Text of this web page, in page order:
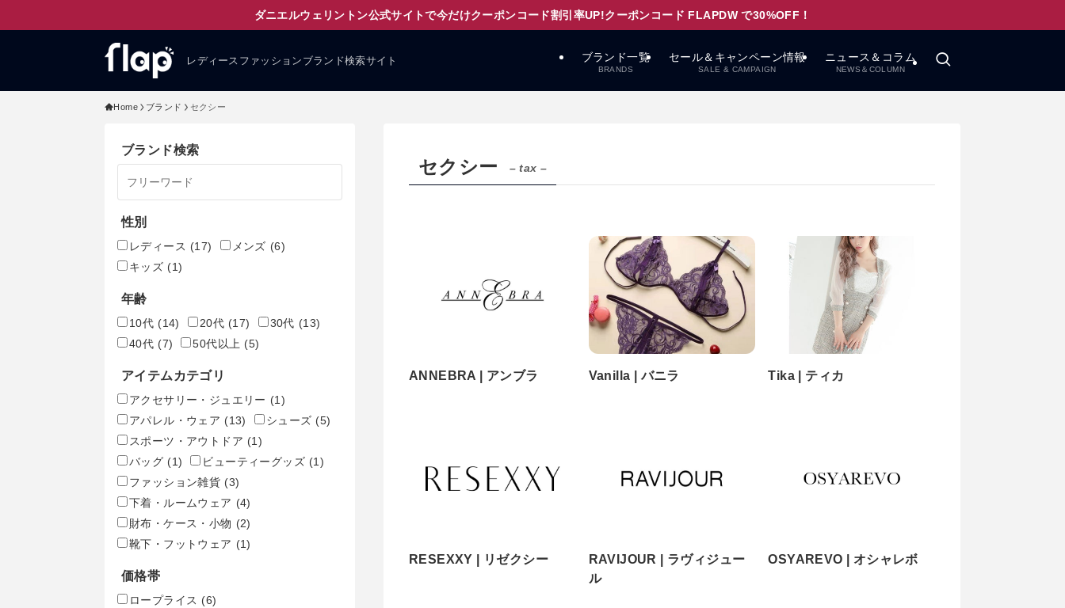
ダニエルウェリントン公式サイトで今だけクーポンコード割引率UP!クーポンコード FLAPDW で30%OFF！
レディースファッションブランド検索サイト ブランド一覧
BRANDS
セール＆キャンペーン情報
SALE & CAMPAIGN
ニュース＆コラム
NEWS＆COLUMN
Home ブランド セクシー
セクシー – tax –
ANNEBRA | アンブラ Vanilla | バニラ Tika | ティカ
RESEXXY | リゼクシー
RAVIJOUR | ラヴィジュー
ル
OSYAREVO | オシャレボ
ブランド検索
性別
レディース (17) メンズ (6)
キッズ (1)
年齢
10代 (14) 20代 (17) 30代 (13)
40代 (7) 50代以上 (5)
アイテムカテゴリ
アクセサリー・ジュエリー (1)
アパレル・ウェア (13) シューズ (5)
スポーツ・アウトドア (1)
バッグ (1) ビューティーグッズ (1)
ファッション雑貨 (3)
下着・ルームウェア (4)
財布・ケース・小物 (2)
靴下・フットウェア (1)
価格帯
ロープライス (6)